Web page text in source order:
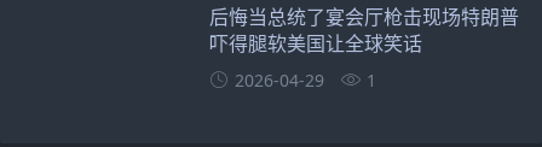
后悔当总统了宴会厅枪击现场特朗普
吓得腿软美国让全球笑话
2026-04-29 1